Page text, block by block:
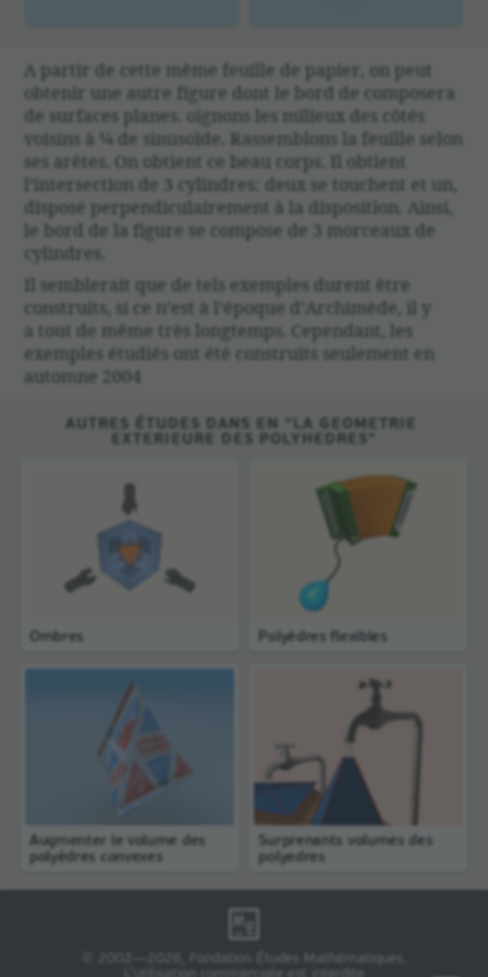
A partir de cette même feuille de papier, on peut
obtenir une autre figure dont le bord de compo­sera
de surfaces planes. oignons les milieux des côtés
voisins à ¼ de sinusoïde. Rassem­blons la feuille selon
ses arêtes. On obtient ce beau corps. Il obtient
l’inter­sec­tion de 3 cylindres: deux se touchent et un,
disposé perpen­di­cu­lai­re­ment à la dispo­si­tion. Ainsi,
le bord de la figure se compose de 3 morceaux de
cylindres.
Il semble­rait que de tels exemples durent être
construits, si ce n’est à l’époque d’Archimède, il y
a tout de même très long­temps. Cepen­dant, les
exemples étudiés ont été construits seule­ment en
automne 2004
AUTRES ÉTUDES DANS EN “LA GEOMETRIE
EXTERIEURE DES POLYHEDRES”
Ombres Polyèdres flexibles
Augmenter le volume des
polyèdres convexes
Surprenants volumes des
polyedres
© 2002—2026, Fondation Études Mathématiques.